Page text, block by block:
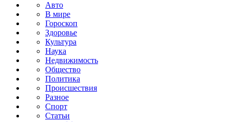
Авто
В мире
Гороскоп
Здоровье
Культура
Наука
Недвижимость
Общество
Политика
Происшествия
Разное
Спорт
Статьи